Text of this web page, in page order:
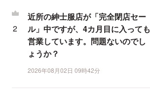
近所の紳士服店が「完全閉店セー
ル」中ですが、4カ月目に入っても
営業しています。問題ないのでし
ょうか？
2026年08月02日 09時42分